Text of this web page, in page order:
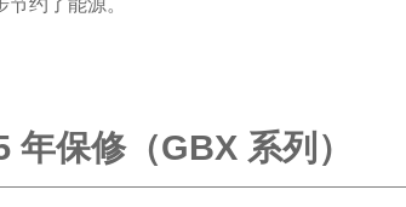
年保修（GBX 系列）